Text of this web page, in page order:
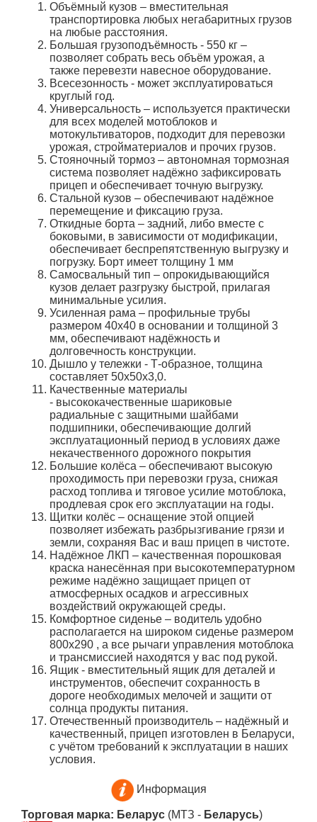
Объёмный кузов – вместительная
транспортировка любых негабаритных грузов
на любые расстояния.
Большая грузоподъёмность - 550 кг –
позволяет собрать весь объём урожая, а
также перевезти навесное оборудование.
Всесезонность - может эксплуатироваться
круглый год.
Универсальность – используется практически
для всех моделей мотоблоков и
мотокультиваторов, подходит для перевозки
урожая, стройматериалов и прочих грузов.
Стояночный тормоз – автономная тормозная
система позволяет надёжно зафиксировать
прицеп и обеспечивает точную выгрузку.
Стальной кузов – обеспечивают надёжное
перемещение и фиксацию груза.
Откидные борта – задний, либо вместе с
боковыми, в зависимости от модификации,
обеспечивает беспрепятственную выгрузку и
погрузку. Борт имеет толщину 1 мм
Самосвальный тип – опрокидывающийся
кузов делает разгрузку быстрой, прилагая
минимальные усилия.
Усиленная рама – профильные трубы
размером 40х40 в основании и толщиной 3
мм, обеспечивают надёжность и
долговечность конструкции.
Дышло у тележки - Т-образное, толщина
составляет 50х50х3,0.
Качественные материалы
- высококачественные шариковые
радиальные с защитными шайбами
подшипники, обеспечивающие долгий
эксплуатационный период в условиях даже
некачественного дорожного покрытия
Большие колёса – обеспечивают высокую
проходимость при перевозки груза, снижая
расход топлива и тяговое усилие мотоблока,
продлевая срок его эксплуатации на годы.
Щитки колёс – оснащение этой опцией
позволяет избежать разбрызгивание грязи и
земли, сохраняя Вас и ваш прицеп в чистоте.
Надёжное ЛКП – качественная порошковая
краска нанесённая при высокотемпературном
режиме надёжно защищает прицеп от
атмосферных осадков и агрессивных
воздействий окружающей среды.
Комфортное сиденье – водитель удобно
располагается на широком сиденье размером
800х290 , а все рычаги управления мотоблока
и трансмиссией находятся у вас под рукой.
Ящик - вместительный ящик для деталей и
инструментов, обеспечит сохранность в
дороге необходимых мелочей и защити от
солнца продукты питания.
Отечественный производитель – надёжный и
качественный, прицеп изготовлен в Беларуси,
с учётом требований к эксплуатации в наших
условия.
Информация
Торговая марка: Беларус (МТЗ - Беларусь)